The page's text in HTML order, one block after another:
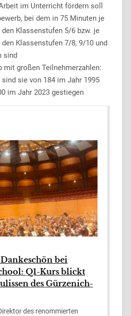
im Unterricht fördern soll
bei dem in 75 Minuten je
Klassenstufen 5/6 bzw. je
Klassenstufen 7/8, 9/10 und
sind
mit großen Teilnehmerzahlen:
sie von 184 im Jahr 1995
im Jahr 2023 gestiegen
bei
Q1-Kurs blickt
des Gürzenich-
des renommierten